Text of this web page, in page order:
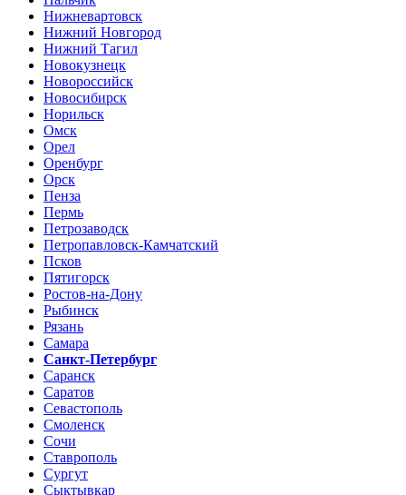
Нижневартовск
Нижний Новгород
Нижний Тагил
Новокузнецк
Новороссийск
Новосибирск
Норильск
Омск
Орел
Оренбург
Орск
Пенза
Пермь
Петрозаводск
Петропавловск-Камчатский
Псков
Пятигорск
Ростов-на-Дону
Рыбинск
Рязань
Самара
Санкт-Петербург
Саранск
Саратов
Севастополь
Смоленск
Сочи
Ставрополь
Сургут
Сыктывкар